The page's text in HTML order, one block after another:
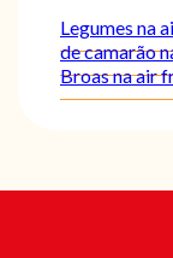
Legumes na
de camarão
Broas na air